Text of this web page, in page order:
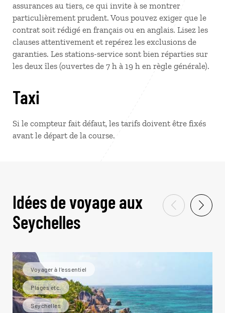
assurances au tiers, ce qui invite à se montrer
particulièrement prudent. Vous pouvez exiger que le
contrat soit rédigé en français ou en anglais. Lisez les
clauses attentivement et repérez les exclusions de
garanties. Les stations-service sont bien réparties sur
les deux îles (ouvertes de 7 h à 19 h en règle générale).
Taxi
Si le compteur fait défaut, les tarifs doivent être fixés
avant le départ de la course.
Idées de voyage aux
Seychelles
Voyager à l’essentiel
Plages etc.
Seychelles